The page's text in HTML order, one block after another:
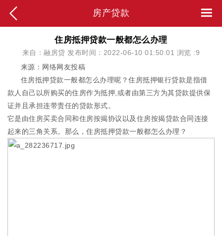
房产贷款
住房抵押贷款一般都怎么办理
来自：融房贷 发布时间：2022-06-10 01:50:01 浏览 :9
来源：网络网友投稿
住房抵押贷款一般都怎么办理呢？住房抵押银行贷款是指借
款人自己以所购买的住房作为抵押,或者由第三方为其贷款提供保
证并且承担连带责任的贷款形式。
它是由住房买卖合同和住房按揭协议以及住房按揭贷款合同连接
起来的三角关系。那么，住房抵押贷款一般都怎么办理？